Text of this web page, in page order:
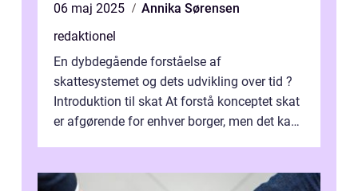
06 maj 2025
Annika Sørensen
redaktionel
En dybdegående forståelse af
skattesystemet og dets udvikling over tid ?
Introduktion til skat At forstå konceptet skat
er afgørende for enhver borger, men det kan